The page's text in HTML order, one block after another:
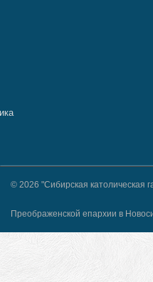
© 2026 "Сибирская католическая
Преображенской епархии в